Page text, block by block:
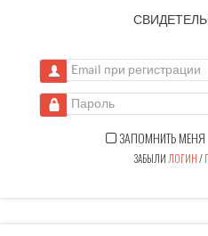
Email при регистрации
Пароль
ЗАПОМНИТЬ МЕНЯ
ЗАБЫЛИ ЛОГИН/